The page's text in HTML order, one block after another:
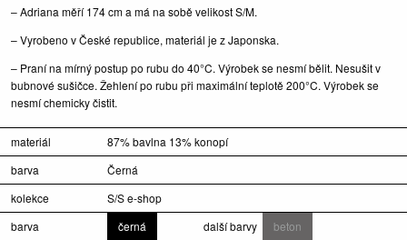
– Adriana měří 174 cm a má na sobě velikost S/M.
– Vyrobeno v České republice, materiál je z Japonska.
– Praní na mírný postup po rubu do 40°C. Výrobek se nesmí bělit. Nesušit v
bubnové sušičce. Žehlení po rubu při maximální teplotě 200°C. Výrobek se
nesmí chemicky čistit.
materiál
87% bavlna 13% konopí
barva
Černá
kolekce
S/S e-shop
barva
černá další barvy beton